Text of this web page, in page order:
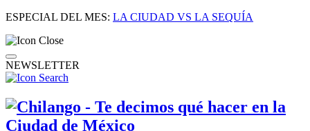
ESPECIAL DEL MES: LA CIUDAD VS LA SEQUÍA
NEWSLETTER